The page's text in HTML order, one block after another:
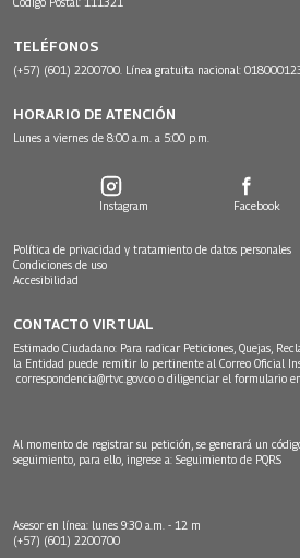
TELÉFONOS
(+57) (601) 2200700. Línea gratuita nacional:
HORARIO DE ATENCIÓN
Lunes a viernes de 8:00 a.m. a 5:00 p.m.
Instagram Facebook
Política de privacidad y tratamiento de datos personales
Condiciones de uso
Accesibilidad
CONTACTO VIRTUAL
Estimado Ciudadano: Para radicar Peticiones, Quejas,
la Entidad puede remitir lo pertinente al Correo Oficial
correspondencia@rtvc.gov.co o diligenciar el formulario
Al momento de registrar su petición, se generará un
seguimiento, para ello, ingrese a: Seguimiento de PQRS
Asesor en línea: lunes 9:30 a.m. - 12 m
(+57) (601) 2200700